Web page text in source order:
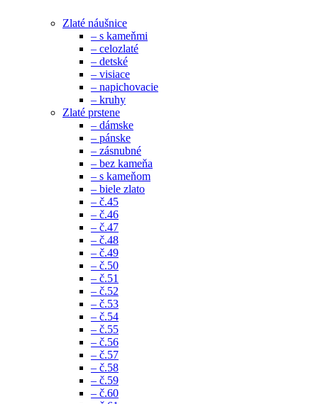
Zlaté náušnice
– s kameňmi
– celozlaté
– detské
– visiace
– napichovacie
– kruhy
Zlaté prstene
– dámske
– pánske
– zásnubné
– bez kameňa
– s kameňom
– biele zlato
– č.45
– č.46
– č.47
– č.48
– č.49
– č.50
– č.51
– č.52
– č.53
– č.54
– č.55
– č.56
– č.57
– č.58
– č.59
– č.60